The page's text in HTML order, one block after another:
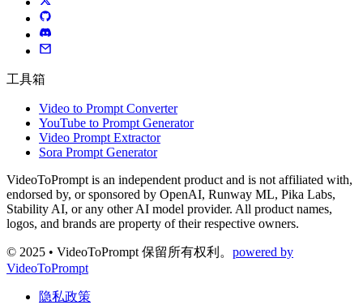
工具箱
Video to Prompt Converter
YouTube to Prompt Generator
Video Prompt Extractor
Sora Prompt Generator
VideoToPrompt is an independent product and is not affiliated with,
endorsed by, or sponsored by OpenAI, Runway ML, Pika Labs,
Stability AI, or any other AI model provider. All product names,
logos, and brands are property of their respective owners.
© 2025 • VideoToPrompt 保留所有权利。 powered by
VideoToPrompt
隐私政策